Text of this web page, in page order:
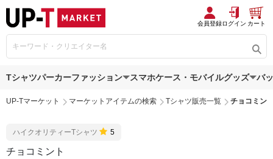
会員登録ログイン カート
Tシャツパーカーファッション スマホケース・モバイルグッズ バ
UP-Tマーケット マーケットアイテムの検索 Tシャツ販売一覧 チョコミン
ハイクオリティーTシャツ 5
チョコミント